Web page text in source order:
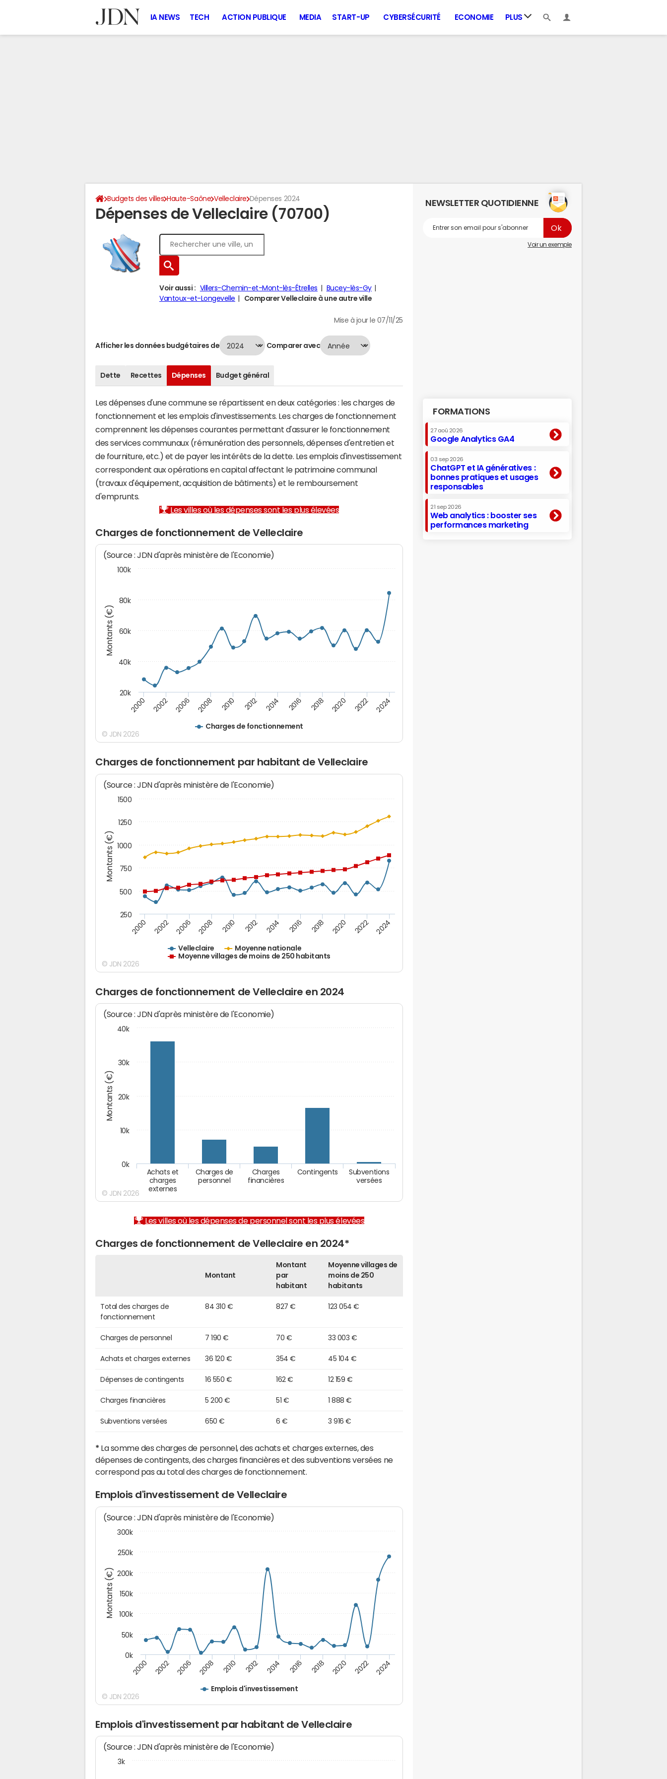
IA NEWS TECH ACTION PUBLIQUE MEDIA START-UP CYBERSÉCURITÉ ECONOMIE PLUS
Budgets des villes Haute-Saône Velleclaire Dépenses 2024
Dépenses de Velleclaire (70700)
Voir aussi : Villers-Chemin-et-Mont-lès-Étrelles
Bucey-lès-Gy
Vantoux-et-Longevelle
Comparer Velleclaire à une autre ville
Mise à jour le 07/11/25
Afficher les données budgétaires de Comparer avec
Dette Recettes Dépenses Budget général
Les dépenses d'une commune se répartissent en deux catégories : les charges de
fonctionnement et les emplois d'investissements. Les charges de fonctionnement
comprennent les dépenses courantes permettant d'assurer le fonctionnement
des services communaux (rémunération des personnels, dépenses d'entretien et
de fourniture, etc.) et de payer les intérêts de la dette. Les emplois d'investissement
correspondent aux opérations en capital affectant le patrimoine communal
(travaux d'équipement, acquisition de bâtiments) et le remboursement
d'emprunts.
Les villes où les dépenses sont les plus élevées
Charges de fonctionnement de Velleclaire
Montants (€)
(Source : JDN d'après ministère de l'Economie)
Charges de fonctionnement
2000 2002 2006 2008 2010 2012 2014 2016 2018 2020 2022 2024
20k
40k
60k
80k
100k
© JDN 2026
Charges de fonctionnement par habitant de Velleclaire
Montants (€)
(Source : JDN d'après ministère de l'Economie)
Velleclaire
Moyenne nationale
Moyenne villages de moins de 250 habitants
2000 2002 2006 2008 2010 2012 2014 2016 2018 2020 2022 2024
250
500
750
1000
1250
1500
© JDN 2026
Charges de fonctionnement de Velleclaire en 2024
Montants (€)
(Source : JDN d'après ministère de l'Economie)
Achats et
charges
externes
Charges de
personnel
Charges
financières
Contingents
Subventions
versées
0k
10k
20k
30k
40k
© JDN 2026
Les villes où les dépenses de personnel sont les plus élevées
Charges de fonctionnement de Velleclaire en 2024*
Montant
Montant
par
habitant
Moyenne villages de
moins de 250
habitants
Total des charges de
fonctionnement
84 310 € 827 € 123 054 €
Charges de personnel 7 190 € 70 € 33 003 €
Achats et charges externes 36 120 € 354 € 45 104 €
Dépenses de contingents 16 550 € 162 € 12 159 €
Charges financières 5 200 € 51 € 1 888 €
Subventions versées 650 € 6 € 3 916 €
* La somme des charges de personnel, des achats et charges externes, des
dépenses de contingents, des charges financières et des subventions versées ne
correspond pas au total des charges de fonctionnement.
Emplois d'investissement de Velleclaire
Montants (€)
(Source : JDN d'après ministère de l'Economie)
Emplois d'investissement
2000 2002 2006 2008 2010 2012 2014 2016 2018 2020 2022 2024
0k
50k
100k
150k
200k
250k
300k
© JDN 2026
Emplois d'investissement par habitant de Velleclaire
(Source : JDN d'après ministère de l'Economie)
3k
NEWSLETTER QUOTIDIENNE
Voir un exemple
FORMATIONS
27 aoû 2026
Google Analytics GA4
03 sep 2026
ChatGPT et IA génératives :
bonnes pratiques et usages
responsables
21 sep 2026
Web analytics : booster ses
performances marketing